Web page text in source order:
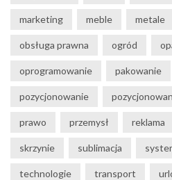
marketing meble metale
obsługa prawna ogród
oprogramowanie pakowanie
pozycjonowanie
prawo przemysł reklama
skrzynie sublimacja
technologie transport